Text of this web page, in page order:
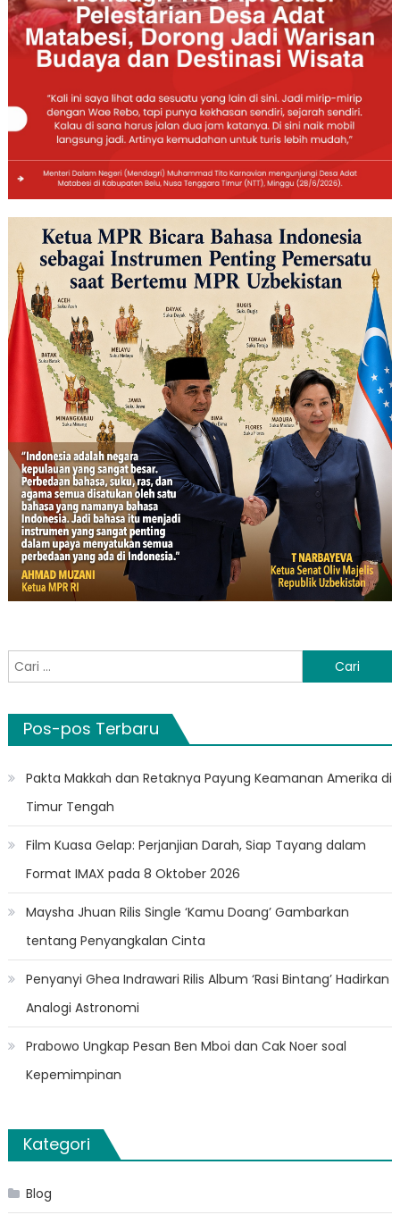
Cari
untuk:
Pos-pos Terbaru
Pakta Makkah dan Retaknya Payung Keamanan Amerika di
Timur Tengah
Film Kuasa Gelap: Perjanjian Darah, Siap Tayang dalam
Format IMAX pada 8 Oktober 2026
Maysha Jhuan Rilis Single ‘Kamu Doang’ Gambarkan
tentang Penyangkalan Cinta
Penyanyi Ghea Indrawari Rilis Album ‘Rasi Bintang’ Hadirkan
Analogi Astronomi
Prabowo Ungkap Pesan Ben Mboi dan Cak Noer soal
Kepemimpinan
Kategori
Blog